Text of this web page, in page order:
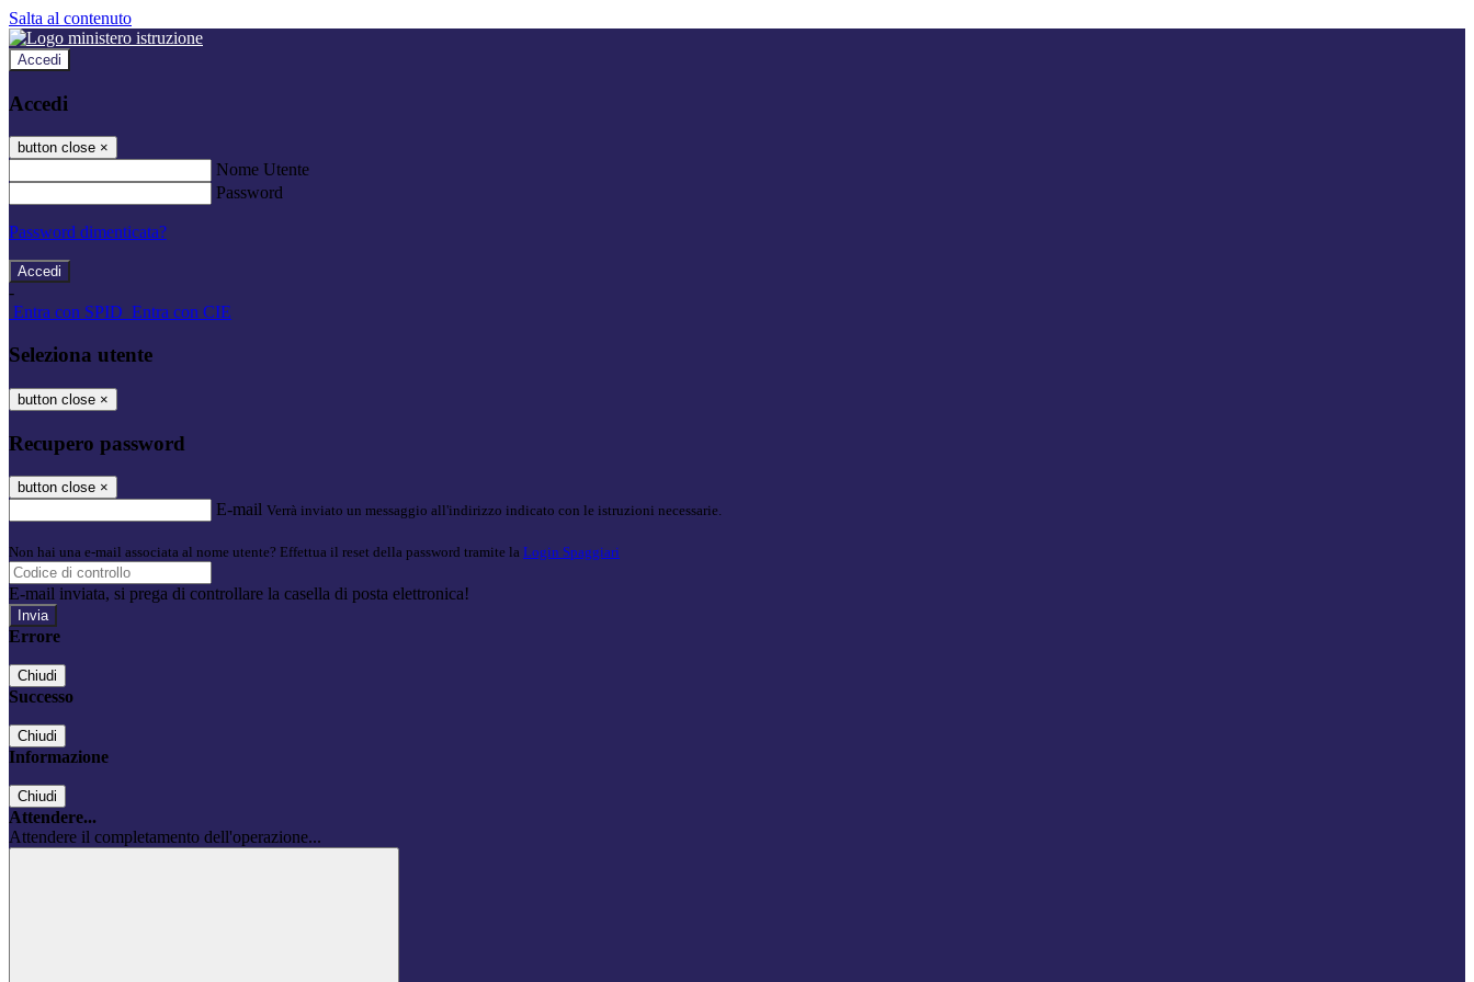
Salta al contenuto
Accedi
Accedi
button close ×
Nome Utente
Password
Password dimenticata?
-
Entra con SPID Entra con CIE
Seleziona utente
button close ×
Recupero password
button close ×
E-mail Verrà inviato un messaggio all'indirizzo indicato con le istruzioni necessarie.
Non hai una e-mail associata al nome utente? Effettua il reset della password tramite la Login Spaggiari
E-mail inviata, si prega di controllare la casella di posta elettronica!
Errore
Chiudi
Successo
Chiudi
Informazione
Chiudi
Attendere...
Attendere il completamento dell'operazione...